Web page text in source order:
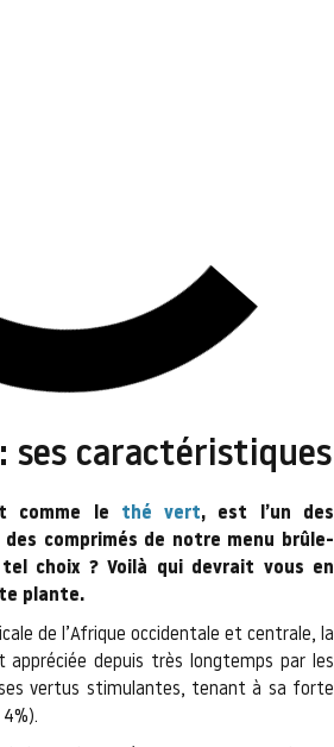
ses caractéristiques
comme le thé vert, est l’un des
des comprimés de notre menu brûle-
tel choix ? Voilà qui devrait vous en
plante.
de l’Afrique occidentale et centrale, la
appréciée depuis très longtemps par les
vertus stimulantes, tenant à sa forte